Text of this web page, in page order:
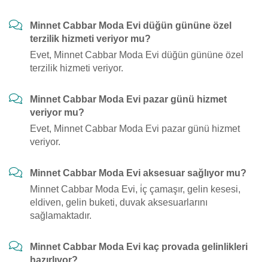
Minnet Cabbar Moda Evi düğün gününe özel
terzilik hizmeti veriyor mu?
Evet, Minnet Cabbar Moda Evi düğün gününe özel
terzilik hizmeti veriyor.
Minnet Cabbar Moda Evi pazar günü hizmet
veriyor mu?
Evet, Minnet Cabbar Moda Evi pazar günü hizmet
veriyor.
Minnet Cabbar Moda Evi aksesuar sağlıyor mu?
Minnet Cabbar Moda Evi, i̇ç çamaşır, gelin kesesi,
eldiven, gelin buketi, duvak aksesuarlarını
sağlamaktadır.
Minnet Cabbar Moda Evi kaç provada gelinlikleri
hazırlıyor?